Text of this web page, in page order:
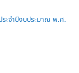
ะจำปีงบประมาณ พ.ศ.